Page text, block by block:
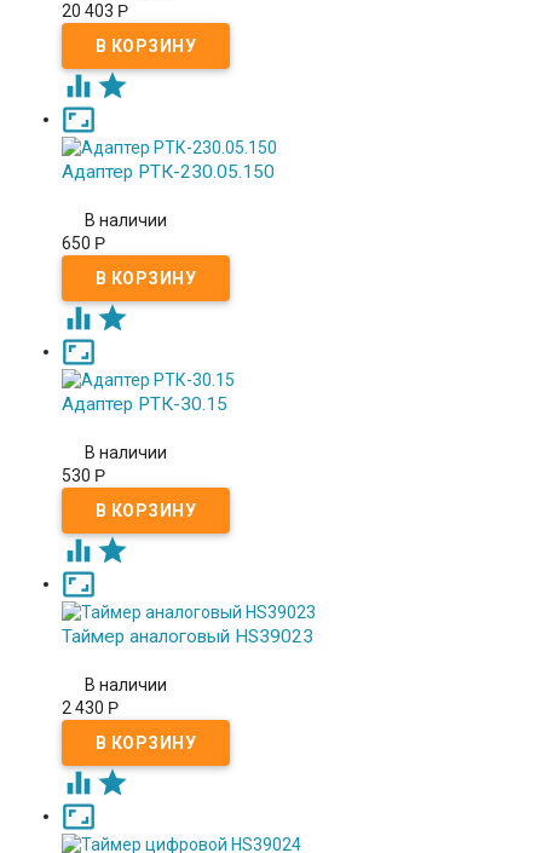
20 403 Р
 

Адаптер РТК-230.05.150
В наличии
650 Р
 

Адаптер РТК-30.15
В наличии
530 Р
 

Таймер аналоговый HS39023
В наличии
2 430 Р
 
